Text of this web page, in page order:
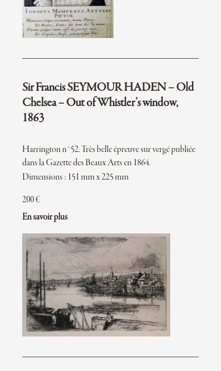
Sir Francis SEYMOUR HADEN – Old
Chelsea – Out of Whistler’s window,
1863
Harrington n°52. Très belle épreuve sur vergé publiée
dans la Gazette des Beaux Arts en 1864.
Dimensions : 151 mm x 225 mm
200€
En savoir plus